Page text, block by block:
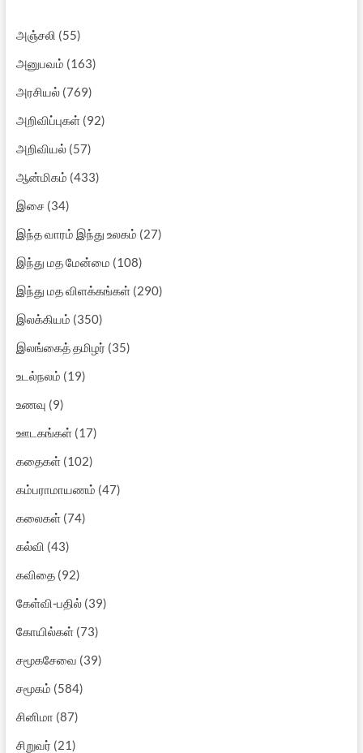
அஞ்சலி (55)
அனுபவம் (163)
அரசியல்(769)
அறிவிப்புகள்(92)
அறிவியல்(57)
ஆன்மிகம் (433)
இசை(34)
இந்த வாரம் இந்து உலகம் (27)
இந்து மத மேன்மை (108)
இந்து மத விளக்கங்கள்(290)
இலக்கியம் (350)
இலங்கைத் தமிழர் (35)
உடல்நலம் (19)
உணவு (9)
ஊடகங்கள்(17)
கதைகள்(102)
கம்பராமாயணம் (47)
கலைகள்(74)
கல்வி (43)
கவிதை(92)
கேள்வி-பதில்(39)
கோயில்கள்(73)
சமூகசேவை (39)
சமூகம் (584)
சினிமா (87)
சிறுவர் (21)